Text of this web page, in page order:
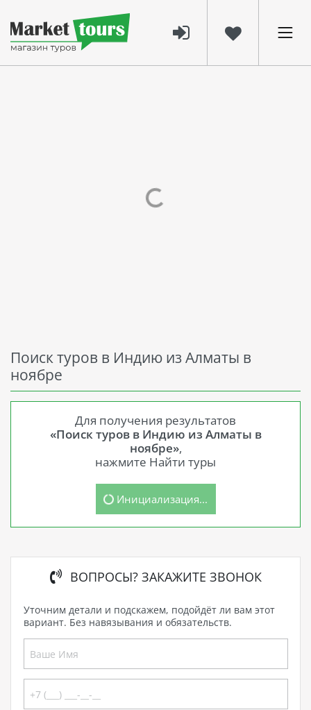
Поиск туров в Индию из Алматы в
ноябре
Для получения результатов
«Поиск туров в Индию из Алматы в
ноябре»,
нажмите Найти туры
Инициализация...
ВОПРОСЫ? ЗАКАЖИТЕ ЗВОНОК
Уточним детали и подскажем, подойдёт ли вам этот
вариант. Без навязывания и обязательств.